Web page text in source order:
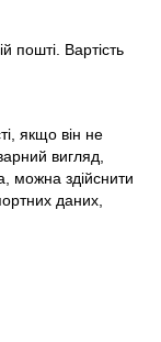
пошті. Вартість
якщо він не
вигляд,
можна здійснити
даних,